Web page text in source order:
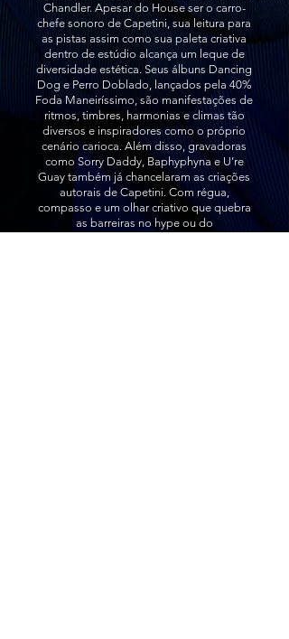
Chandler. Apesar do House ser o carro-
chefe sonoro de Capetini, sua leitura para
as pistas assim como sua paleta criativa
dentro de estúdio alcança um leque de
diversidade estética. Seus álbuns Dancing
Dog e Perro Doblado, lançados pela 40%
Foda Maneiríssimo, são manifestações de
ritmos, timbres, harmonias e climas tão
diversos e inspiradores como o próprio
cenário carioca. Além disso, gravadoras
como Sorry Daddy, Baphyphyna e U’re
Guay também já chancelaram as criações
autorais de Capetini. Com régua,
compasso e um olhar criativo que quebra
as barreiras no hype ou do